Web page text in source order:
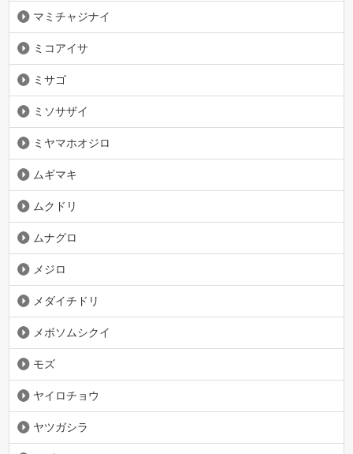
マミチャジナイ
ミコアイサ
ミサゴ
ミソサザイ
ミヤマホオジロ
ムギマキ
ムクドリ
ムナグロ
メジロ
メダイチドリ
メボソムシクイ
モズ
ヤイロチョウ
ヤツガシラ